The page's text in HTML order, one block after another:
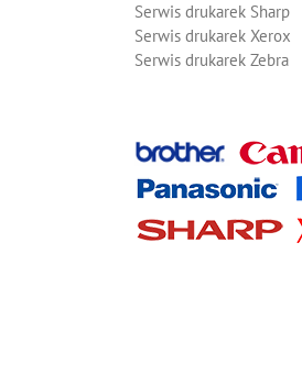
Serwis drukarek Sharp
Serwis drukarek Xerox
Serwis drukarek Zebra